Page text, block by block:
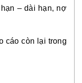
– dài hạn, nợ
cáo còn lại trong